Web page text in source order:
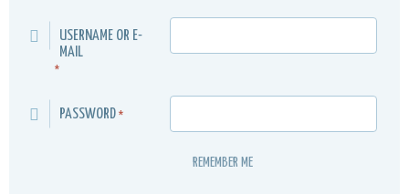
USERNAME OR E-
MAIL
*
PASSWORD *
REMEMBER ME